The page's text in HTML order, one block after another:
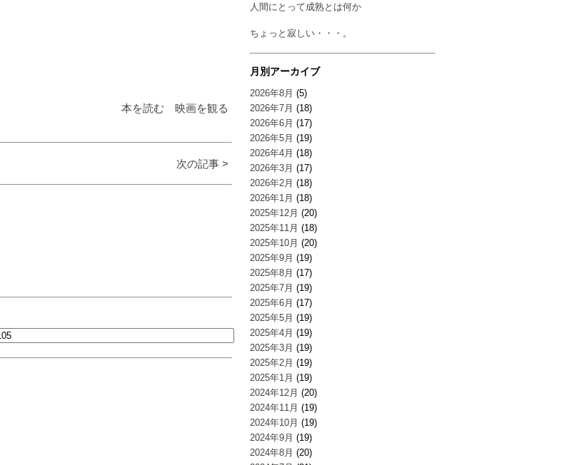
人間にとって成熟とは何か
ちょっと寂しい・・・。
月別アーカイブ
2026年8月 (5)
2026年7月 (18)
2026年6月 (17)
2026年5月 (19)
2026年4月 (18)
2026年3月 (17)
2026年2月 (18)
2026年1月 (18)
2025年12月 (20)
2025年11月 (18)
2025年10月 (20)
2025年9月 (19)
2025年8月 (17)
2025年7月 (19)
2025年6月 (17)
2025年5月 (19)
2025年4月 (19)
2025年3月 (19)
2025年2月 (19)
2025年1月 (19)
2024年12月 (20)
2024年11月 (19)
2024年10月 (19)
2024年9月 (19)
2024年8月 (20)
本を読む 映画を観る
次の記事 >